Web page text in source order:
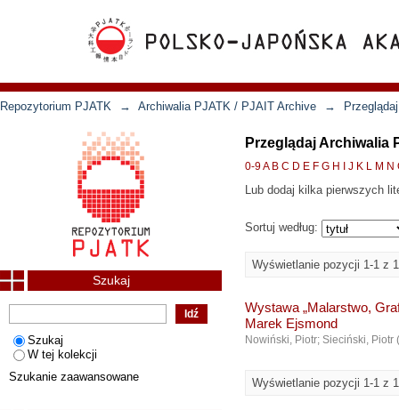
Repozytorium PJATK → Archiwalia PJATK / PJAIT Archive →
Przeglądaj Archiwalia
0-9A B C D E F G H J K L M N
Lub dodaj kilka pierwszych
Sortuj według:
Wyświetlanie pozycji 1-1 z 1
Wystawa „Malarstwo,
Marek Ejsmond
Nowiński, Piotr; Sieciński, Piotr (
Wyświetlanie pozycji 1-1 z 1
Szukaj
Szukaj
W tej kolekcji
Szukanie zaawansowane